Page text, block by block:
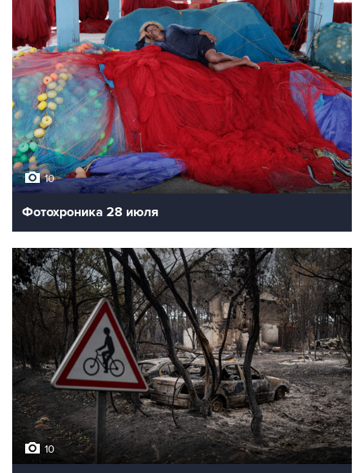
10
Фотохроника 28 июля
10